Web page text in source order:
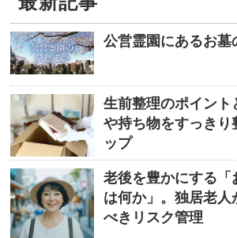
公営霊園にあるお墓
生前整理のポイント
や持ち物をすっきり
ップ
老後を豊かにする「
は何か」。独居老人
べきリスク管理